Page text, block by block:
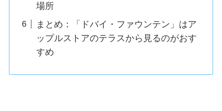
場所
まとめ：「ドバイ・ファウンテン」はア
ップルストアのテラスから見るのがおす
すめ